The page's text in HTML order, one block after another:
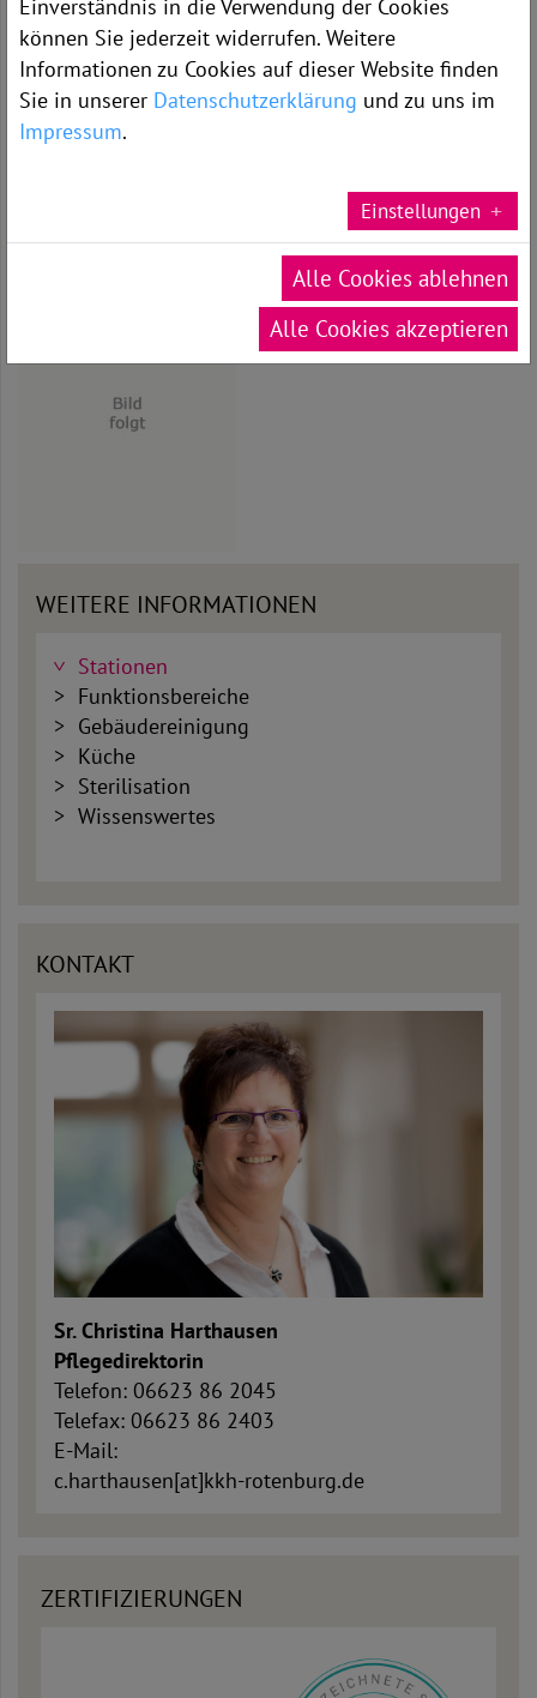
Tim Scheibner
Stellv. Bereichsleitung:
Stephan Löffler
WEITERE INFORMATIONEN
Stationen
Funktionsbereiche
Gebäudereinigung
Küche
Sterilisation
Wissenswertes
KONTAKT
Sr. Christina Harthausen
Pflegedirektorin
Telefon: 06623 86 2045
Telefax: 06623 86 2403
E-Mail:
c.harthausen[at]kkh-rotenburg.de
ZERTIFIZIERUNGEN
Einverständnis in die Verwendung der Cookies
können Sie jederzeit widerrufen. Weitere
Informationen zu Cookies auf dieser Website finden
Sie in unserer Datenschutzerklärung und zu uns im
Impressum.
Einstellungen
Alle Cookies ablehnen
Alle Cookies akzeptieren